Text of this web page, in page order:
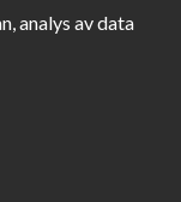
analys av data